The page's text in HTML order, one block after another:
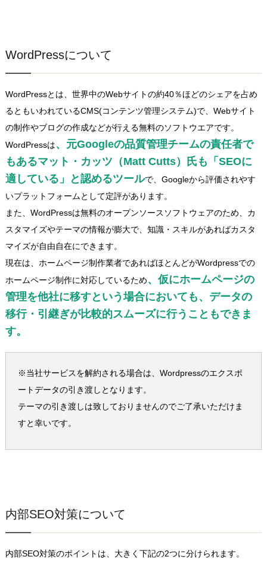
WordPressについて
WordPressとは、世界中のWebサイトの約40％ほどのシェアを占め
るともいわれているCMS(コンテンツ管理システム)で、Webサイト
の制作やブログの作成などが行える無料のソフトウエアです。
WordPressは、元Googleの品質管理チームの責任者で
もあるマット・カッツ（Matt Cutts）氏も「SEOに
適している」と認めるツールで、Googleから評価されやす
いプラットフォームとして定評があります。
また、WordPressは無料のオープンソースソフトウェアのため、カ
スタマイズやテーマの情報が膨大で、知識・スキルがあればカスタ
マイズが自由自在にできます。
現在は、ホームページ制作業者であればほとんどがWordpressでの
ホームページ制作に対応しているため、仮にホームページの
管理を他社に移すという場合においても、データの
移行・引継ぎが比較的スムーズに行うこともできま
す。
※当社サービスを解約される場合は、Wordpressのエクスポ
ートデータの引き渡しとなります。
テーマの引き渡しは致しておりませんのでご了承いただけま
すと幸いです。
内部SEO対策について
内部SEO対策のポイントは、大きく下記の2つに分けられます。